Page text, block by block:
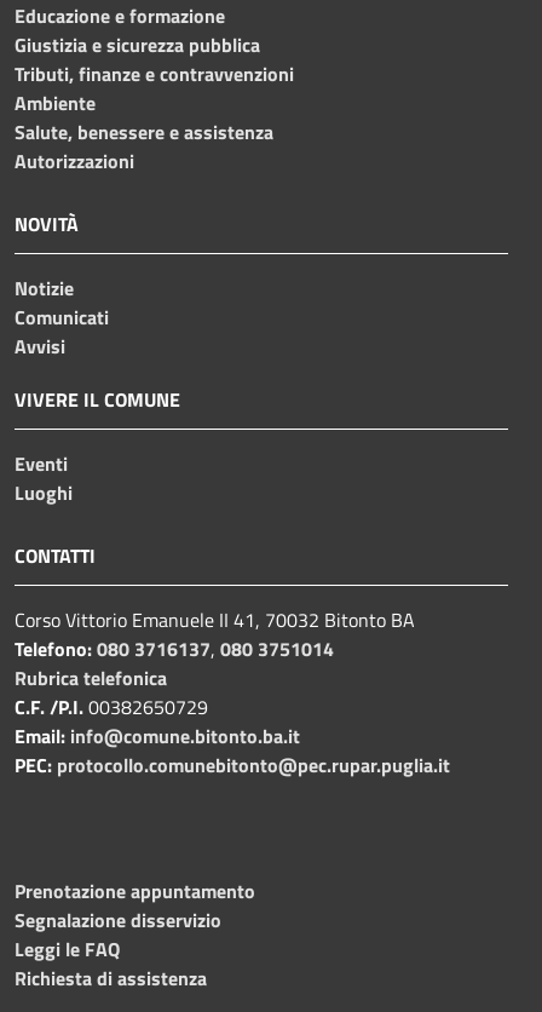
Educazione e formazione
Giustizia e sicurezza pubblica
Tributi, finanze e contravvenzioni
Ambiente
Salute, benessere e assistenza
Autorizzazioni
NOVITÀ
Notizie
Comunicati
Avvisi
VIVERE IL COMUNE
Eventi
Luoghi
CONTATTI
Corso Vittorio Emanuele II 41, 70032 Bitonto BA
Telefono:080 3716137, 080 3751014
Rubrica telefonica
C.F. /P.I.00382650729
Email: info@comune.bitonto.ba.it
PEC: protocollo.comunebitonto@pec.rupar.puglia.it
Prenotazione appuntamento
Segnalazione disservizio
Leggi le FAQ
Richiesta di assistenza